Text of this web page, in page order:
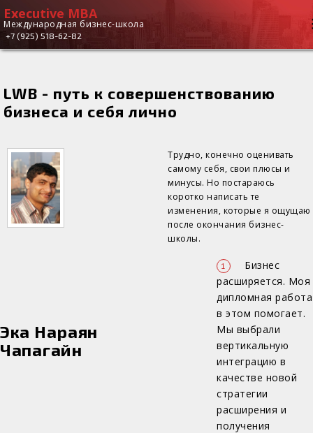
Executive
MBA
Executive MBA
Международная бизнес-школа
+7 (925) 518-62-82
Вы здесь
LWB - путь к совершенствованию
бизнеса и себя лично
Эка Нараян
Чапагайн
Трудно, конечно оценивать
самому себя, свои плюсы и
минусы. Но постараюсь
коротко написать те
изменения, которые я ощущаю
после окончания бизнес-
школы.
Бизнес
расширяется. Моя
дипломная работа
в этом помогает.
Мы выбрали
вертикальную
интеграцию в
качестве новой
стратегии
расширения и
получения